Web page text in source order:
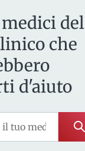
del
che
d'aiuto